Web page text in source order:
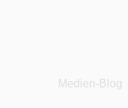
Medien-Blog